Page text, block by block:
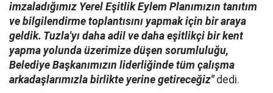
imzaladığımız Yerel Eşitlik Eylem Planımızın tanıtım
ve bilgilendirme toplantısını yapmak için bir araya
geldik. Tuzla'yı daha adil ve daha eşitlikçi bir kent
yapma yolunda üzerimize düşen sorumluluğu,
Belediye Başkanımızın liderliğinde tüm çalışma
arkadaşlarımızla birlikte yerine getireceğiz"dedi.